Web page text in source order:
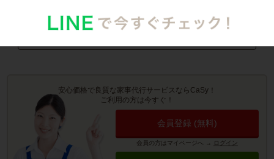
安心価格で良質な家事代行サービスならCaSy！
ご利用の方は今すぐ！
会員登録 (無料)
会員の方はマイページへ → ログイン